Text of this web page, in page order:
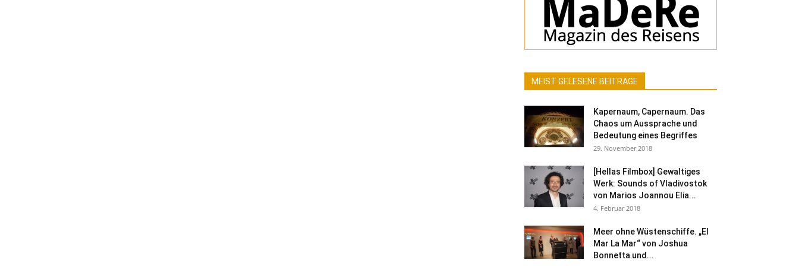
MEIST GELESENE BEITRÄGE
Kapernaum, Capernaum. Das
Chaos um Aussprache und
Bedeutung eines Begriffes
29. November 2018
[Hellas Filmbox] Gewaltiges
Werk: Sounds of Vladivostok
von Marios Joannou Elia...
4. Februar 2018
Meer ohne Wüstenschiffe. „El
Mar La Mar“ von Joshua
Bonnetta und...